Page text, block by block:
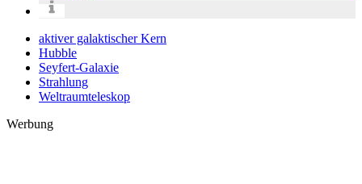
aktiver galaktischer Kern
Hubble
Seyfert-Galaxie
Strahlung
Weltraumteleskop
Werbung